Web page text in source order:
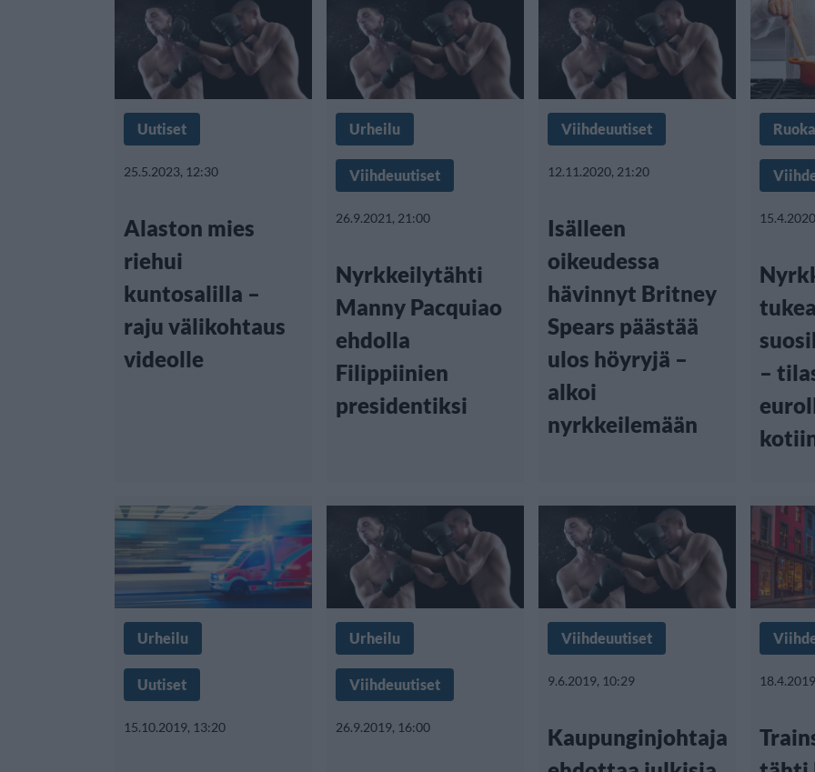
Uutiset
25.5.2023, 12:30
Alaston mies
riehui
kuntosalilla –
raju välikohtaus
videolle
Urheilu
Viihdeuutiset
26.9.2021, 21:00
Nyrkkeilytähti
Manny Pacquiao
ehdolla
Filippiinien
presidentiksi
Viihdeuutiset
12.11.2020, 21:20
Isälleen
oikeudessa
hävinnyt Britney
Spears päästää
ulos höyryjä –
alkoi
nyrkkeilemään
Ruoka
tukea
–
Urheilu
Uutiset
15.10.2019, 13:20
Urheilu
Viihdeuutiset
26.9.2019, 16:00
Viihdeuutiset
9.6.2019, 10:29
Kaupunginjohtaja